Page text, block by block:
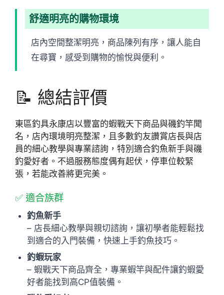
舒適明亮的購物環境
店內空間整潔明亮，商品陳列有序，讓人能自
在尋寶，感受到購物的愉悅與便利。
📝 總結評價
東區釣具永康店以豐富的蝦戰天下商品與磯釣竿聞
名，店內環境明亮整潔，且多數釣友讚賞店長與店
員的細心教學與專業諮詢，特別適合釣魚新手與磯
釣愛好者。不過服務態度偶有起伏，停車位較緊
張，若能改善將更完美。
✅ 適合族群
釣魚新手
– 店長細心教學與親切諮詢，讓初學者能輕鬆找
到適合的入門裝備，快速上手釣魚技巧。
釣蝦玩家
– 蝦戰天下商品齊全，專業蝦竿與配件讓釣蝦愛
好者能找到高CP值裝備。